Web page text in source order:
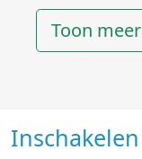
Toon